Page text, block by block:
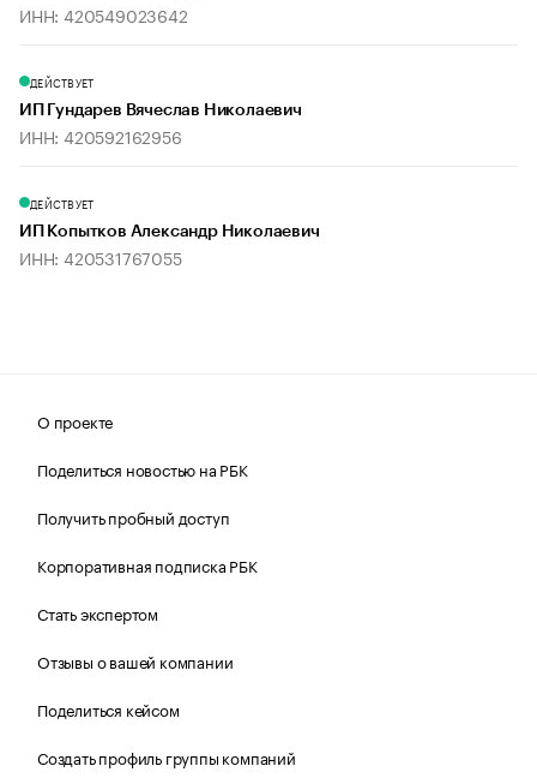
ИНН: 420549023642
ДЕЙСТВУЕТ
ИП Гундарев Вячеслав Николаевич
ИНН: 420592162956
ДЕЙСТВУЕТ
ИП Копытков Александр Николаевич
ИНН: 420531767055
О проекте
Поделиться новостью на РБК
Получить пробный доступ
Корпоративная подписка РБК
Стать экспертом
Отзывы о вашей компании
Поделиться кейсом
Создать профиль группы компаний